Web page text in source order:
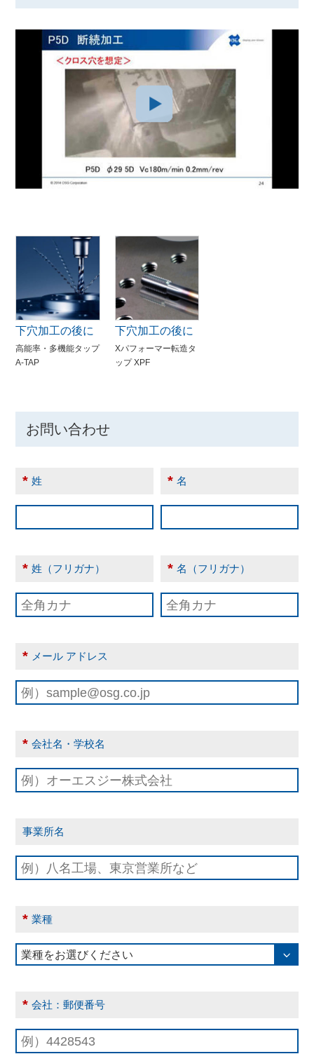
下穴加工の後に
高能率・多機能タップ
A-TAP
下穴加工の後に
Xパフォーマー転造タ
ップ XPF
お問い合わせ
* 姓 * 名
* 姓（フリガナ） * 名（フリガナ）
* メール アドレス
* 会社名・学校名
事業所名
* 業種
* 会社：郵便番号